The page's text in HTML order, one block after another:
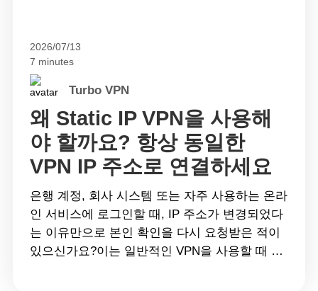
2026/07/13
7 minutes
Turbo VPN
왜 Static IP VPN을 사용해
야 할까요? 항상 동일한
VPN IP 주소로 연결하세요
은행 계정, 회사 시스템 또는 자주 사용하는 온라
인 서비스에 로그인할 때, IP 주소가 변경되었다
는 이유만으로 본인 확인을 다시 요청받은 적이
있으신가요?이는 일반적인 VPN을 사용할 때 흔